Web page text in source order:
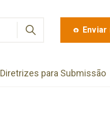
Diretrizes para Submissão